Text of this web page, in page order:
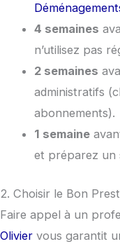
4 semaines
n’utilisez pas
2 semaines
administratifs
abonnements).
1 semaine
et préparez un
2. Choisir le Bon
Faire appel à un
Olivier vous garantit